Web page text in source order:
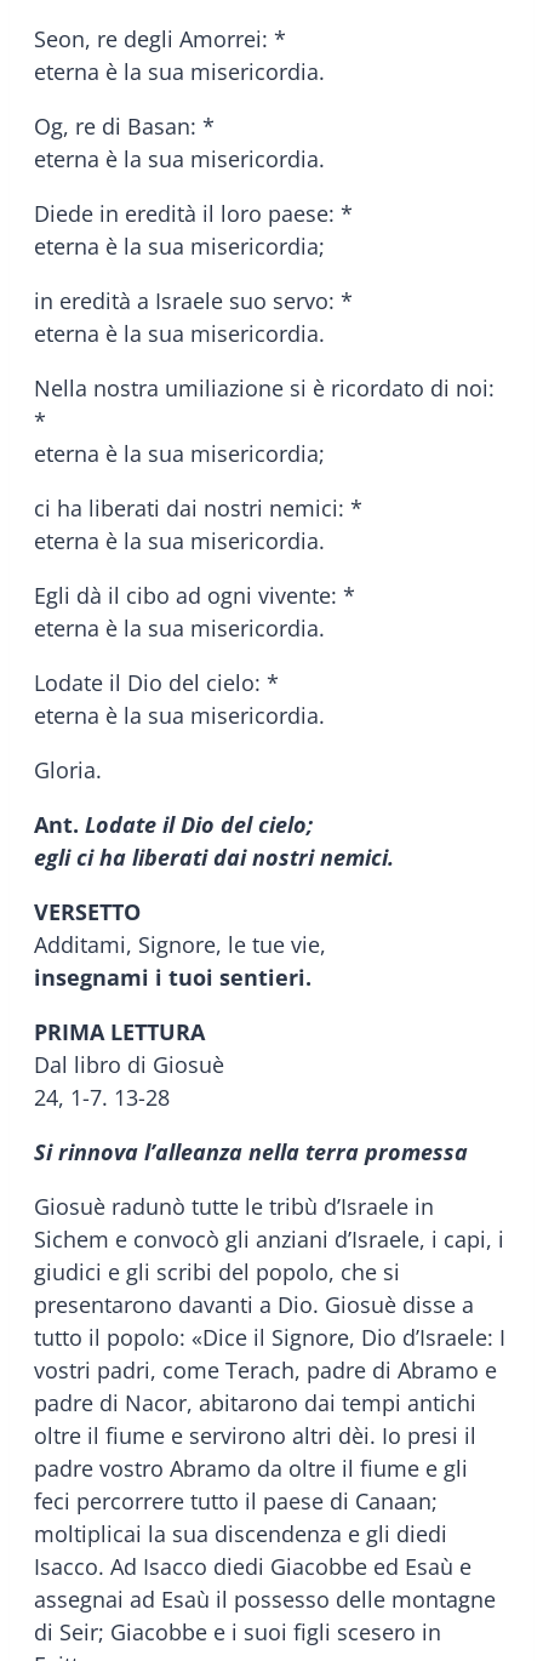
Seon, re degli Amorrei: *
eterna è la sua misericordia.
Og, re di Basan: *
eterna è la sua misericordia.
Diede in eredità il loro paese: *
eterna è la sua misericordia;
in eredità a Israele suo servo: *
eterna è la sua misericordia.
Nella nostra umiliazione si è ricordato di noi:
*
eterna è la sua misericordia;
ci ha liberati dai nostri nemici: *
eterna è la sua misericordia.
Egli dà il cibo ad ogni vivente: *
eterna è la sua misericordia.
Lodate il Dio del cielo: *
eterna è la sua misericordia.
Gloria.
Ant. Lodate il Dio del cielo;
egli ci ha liberati dai nostri nemici.
VERSETTO
Additami, Signore, le tue vie,
insegnami i tuoi sentieri.
PRIMA LETTURA
Dal libro di Giosuè
24, 1-7. 13-28
Si rinnova l’alleanza nella terra promessa
Giosuè radunò tutte le tribù d’Israele in
Sichem e convocò gli anziani d’Israele, i capi, i
giudici e gli scribi del popolo, che si
presentarono davanti a Dio. Giosuè disse a
tutto il popolo: «Dice il Signore, Dio d’Israele: I
vostri padri, come Terach, padre di Abramo e
padre di Nacor, abitarono dai tempi antichi
oltre il fiume e servirono altri dèi. Io presi il
padre vostro Abramo da oltre il fiume e gli
feci percorrere tutto il paese di Canaan;
moltiplicai la sua discendenza e gli diedi
Isacco. Ad Isacco diedi Giacobbe ed Esaù e
assegnai ad Esaù il possesso delle montagne
di Seir; Giacobbe e i suoi figli scesero in